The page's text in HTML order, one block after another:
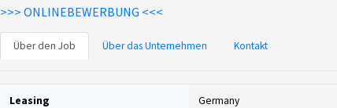
>>> ONLINEBEWERBUNG <<<
Über den Job Über das Unternehmen Kontakt
Leasing Germany